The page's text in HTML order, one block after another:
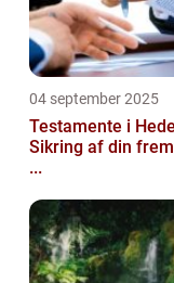
04 september 2025
Testamente i
Sikring af din
...